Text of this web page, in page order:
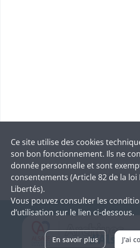
Ce site utilise des cookies
son bon fonctionnement. Ils ne
donnée personnelle et sont
consentements (Article 82 de la
Libertés).
Vous pouvez consulter les
d’utilisation sur le lien ci-dessous.
En savoir plus J'ai